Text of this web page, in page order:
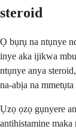
steroid
Ọ bụrụ na ntụnye
inye aka ijikwa
ntụnye anya
na-abịa na
Ụzọ ọzọ gụnyere
antihistamine maka